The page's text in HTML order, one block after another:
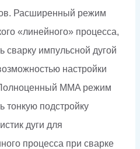
Расширенный режим
«линейного» процесса,
сварку импульсной дугой
настройки
MMA режим
тонкую подстройку
дуги для
процесса при сварке